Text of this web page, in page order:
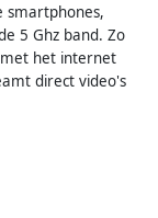
smartphones,
5 Ghz band. Zo
het internet
direct video's